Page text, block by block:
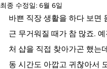
최종 수정일: 6월 6일
바쁜 직장 생활을 하다 보면
근 무거워질 때가 참 많죠.
처 샵을 직접 찾아가곤 했는
동 시간도 아깝고 귀찮아서